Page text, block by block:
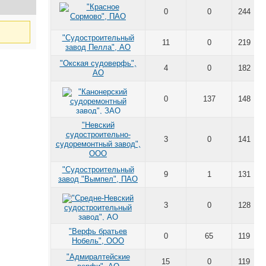
0 0 244
"Судостроительный
завод Пелла", АО
11 0 219
"Окская судоверфь",
АО
4 0 182
0 137 148
"Невский
судостроительно-
судоремонтный завод",
ООО
3 0 141
"Судостроительный
завод "Вымпел", ПАО
9 1 131
3 0 128
"Верфь братьев
Нобель", ООО
0 65 119
"Адмиралтейские
15 0 119